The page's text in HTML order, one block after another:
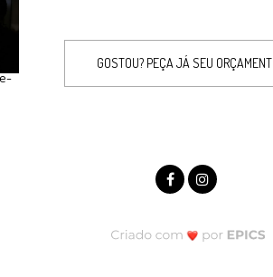
GOSTOU? PEÇA JÁ SEU